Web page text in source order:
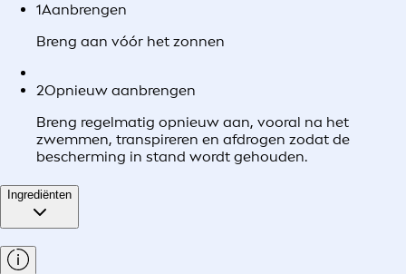
1Aanbrengen
Breng aan vóór het zonnen
2Opnieuw aanbrengen
Breng regelmatig opnieuw aan, vooral na het
zwemmen, transpireren en afdrogen zodat de
bescherming in stand wordt gehouden.
Ingrediënten